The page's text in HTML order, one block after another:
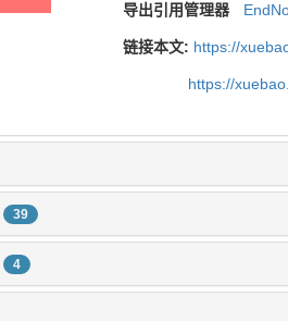
导出引用管理器
链接本文: https://
https://
39
4